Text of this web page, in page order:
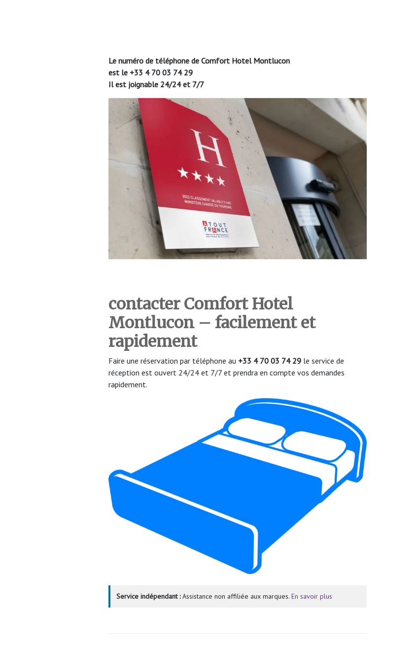
Le numéro de téléphone de Comfort Hotel Montlucon
est le +33 4 70 03 74 29
Il est joignable 24/24 et 7/7
contacter Comfort Hotel
Montlucon– facilement et
rapidement
Faire une réservation par téléphone au +33 4 70 03 74 29 le service de
réception est ouvert 24/24 et 7/7 et prendra en compte vos demandes
rapidement.
Service indépendant :Assistance non affiliée aux marques. En savoir plus